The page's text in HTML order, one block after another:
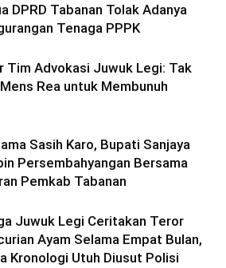
DPRD Tabanan Tolak Adanya
Tenaga PPPK
Tim Advokasi Juwuk Legi: Tak
Rea untuk Membunuh
Sasih Karo, Bupati Sanjaya
Persembahyangan Bersama
Pemkab Tabanan
Juwuk Legi Ceritakan Teror
Ayam Selama Empat Bulan,
Kronologi Utuh Diusut Polisi